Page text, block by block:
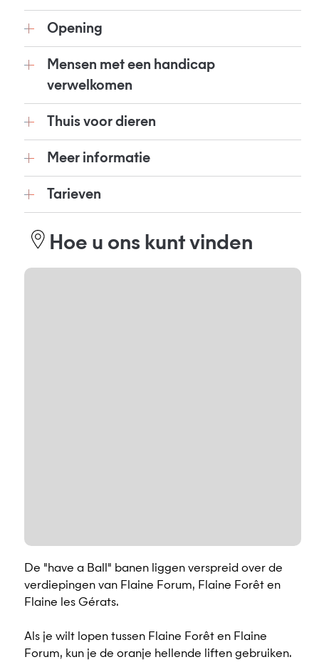
Opening
Mensen met een handicap
verwelkomen
Thuis voor dieren
Meer informatie
Tarieven
Hoe u ons kunt vinden
De "have a Ball" banen liggen verspreid over de
verdiepingen van Flaine Forum, Flaine Forêt en
Flaine les Gérats.
Als je wilt lopen tussen Flaine Forêt en Flaine
Forum, kun je de oranje hellende liften gebruiken.